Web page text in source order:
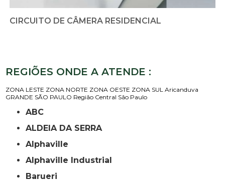
CIRCUITO DE CÂMERA RESIDENCIAL
REGIÕES ONDE A ATENDE :
ZONA LESTE ZONA NORTE ZONA OESTE ZONA SUL Aricanduva
GRANDE SÃO PAULO Região Central São Paulo
ABC
ALDEIA DA SERRA
Alphaville
Alphaville Industrial
Barueri